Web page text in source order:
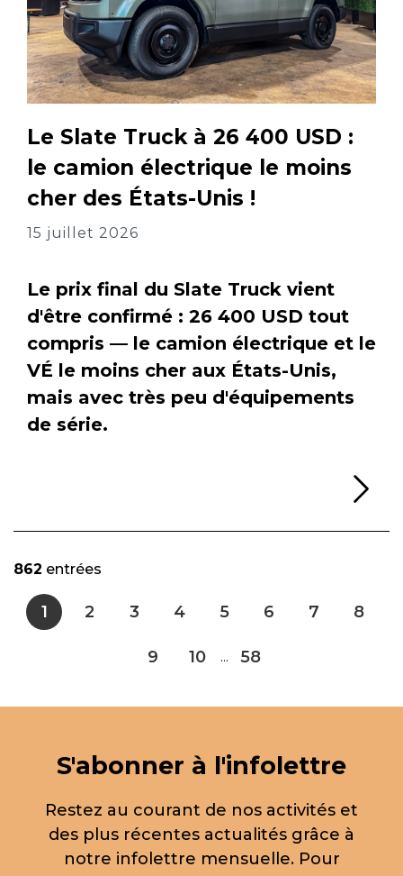
Le Slate Truck à 26 400 USD :
le camion électrique le moins
cher des États-Unis !
15 juillet 2026
Le prix final du Slate Truck vient
d'être confirmé : 26 400 USD tout
compris — le camion électrique et le
VÉ le moins cher aux États-Unis,
mais avec très peu d'équipements
de série.
862 entrées
1 2 3 4 5 6 7 8
9 10 ... 58
S'abonner à l'infolettre
Restez au courant de nos activités et
des plus récentes actualités grâce à
notre infolettre mensuelle. Pour